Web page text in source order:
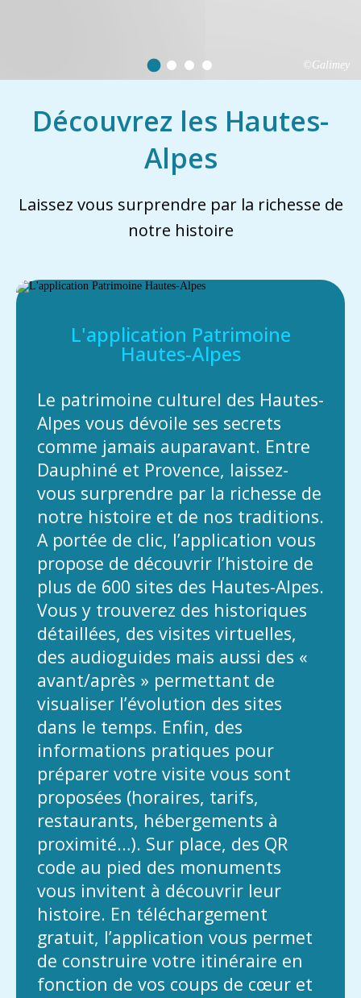
©Galimey
Découvrez les Hautes-
Alpes
Laissez vous surprendre par la richesse de
notre histoire
L'application Patrimoine
Hautes-Alpes
Le patrimoine culturel des Hautes-
Alpes vous dévoile ses secrets
comme jamais auparavant. Entre
Dauphiné et Provence, laissez-
vous surprendre par la richesse de
notre histoire et de nos traditions.
A portée de clic, l’application vous
propose de découvrir l’histoire de
plus de 600 sites des Hautes-Alpes.
Vous y trouverez des historiques
détaillées, des visites virtuelles,
des audioguides mais aussi des «
avant/après » permettant de
visualiser l’évolution des sites
dans le temps. Enfin, des
informations pratiques pour
préparer votre visite vous sont
proposées (horaires, tarifs,
restaurants, hébergements à
proximité…). Sur place, des QR
code au pied des monuments
vous invitent à découvrir leur
histoire. En téléchargement
gratuit, l’application vous permet
de construire votre itinéraire en
fonction de vos coups de cœur et